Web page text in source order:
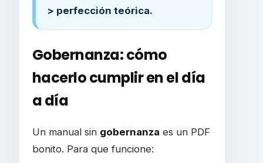
> perfección teórica.
Gobernanza: cómo
hacerlo cumplir en el día
a día
Un manual sin gobernanza es un PDF
bonito. Para que funcione: